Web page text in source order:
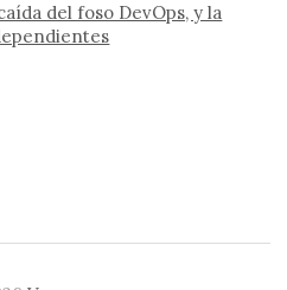
del foso DevOps, y la